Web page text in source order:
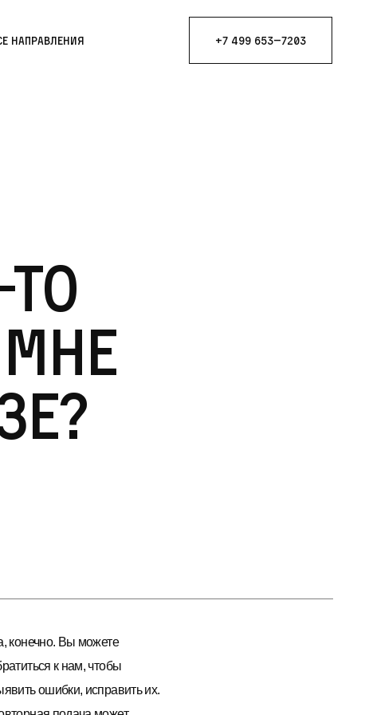
направления +7 499 653—7203
конечно. Вы можете
к нам, чтобы
ошибки, исправить их.